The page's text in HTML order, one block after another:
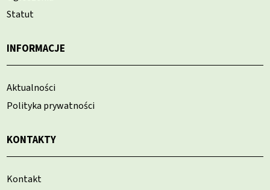
Statut
INFORMACJE
Aktualności
Polityka prywatności
KONTAKTY
Kontakt